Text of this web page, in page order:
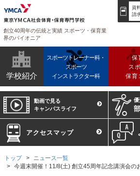
創立40周年の伝統と実績 スポーツ・保育業
界のパイオニア
資
請
学校紹介
スポーツトレーナー科・
スポーツ
インストラクター科
保
ス
保育
動画で見る
キャンパスライフ
優
アクセスマップ
トップ
ニュース一覧
今週末開催！11/8(土) 創立45周年記念講演会の